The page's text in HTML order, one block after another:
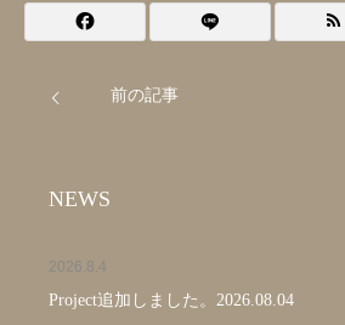
前の記事
NEWS
2026.8.4
Project追加しました。2026.08.04